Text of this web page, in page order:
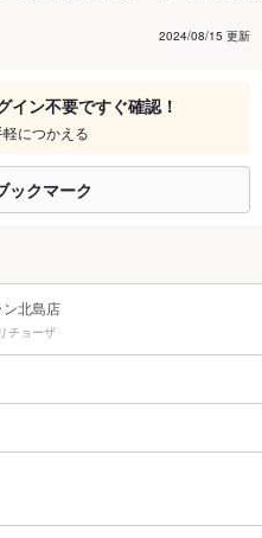
2024/08/15 更新
イン不要ですぐ確認！
につかえる
ックマーク
北島店
チョーザ